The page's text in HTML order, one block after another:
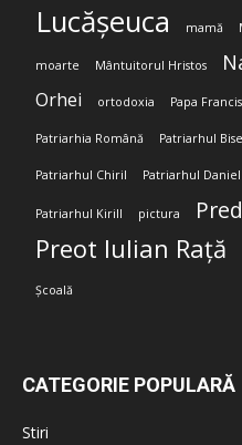
Lucășeuca mamă
moarte Mântuitorul Hristos
Orhei ortodoxia Papa
Patriarhia Română Patriarhul
Patriarhul Chiril Patriarhul Daniel
Patriarhul Kirill pictura
Preot Iulian Rață
Școală
CATEGORIE POPULARĂ
Stiri